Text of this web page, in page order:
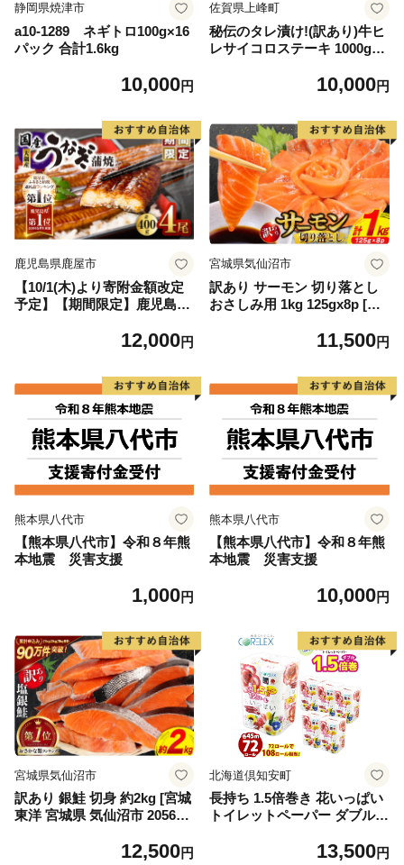
静岡県焼津市
a10-1289 ネギトロ100g×16
パック 合計1.6kg
10,000円
佐賀県上峰町
秘伝のタレ漬け!(訳あり)牛ヒ
レサイコロステーキ 1000g
10,000円
鹿児島県鹿屋市
【10/1(木)より寄附金額改定
予定】【期間限定】鹿児島県
12,000円
宮城県気仙沼市
訳あり サーモン 切り落とし
おさしみ用 1kg 125gx8p [足
4313] 魚 魚介類 鮭 お刺し身
介
11,500円
熊本県八代市
【熊本県八代市】令和８年熊
本地震 災害支援
1,000円
熊本県八代市
【熊本県八代市】令和８年熊
本地震 災害支援
10,000円
宮城県気仙沼市
訳あり 銀鮭 切身 約2kg [宮城
東洋 宮城県 気仙沼市 205649
格外 不揃い さけ サケ 鮭切身
12,500円
北海道倶知安町
長持ち 1.5倍巻き 花いっぱい
トイレットペーパー ダブル 4
プリント ハーブ 香り付き 日
13,500円